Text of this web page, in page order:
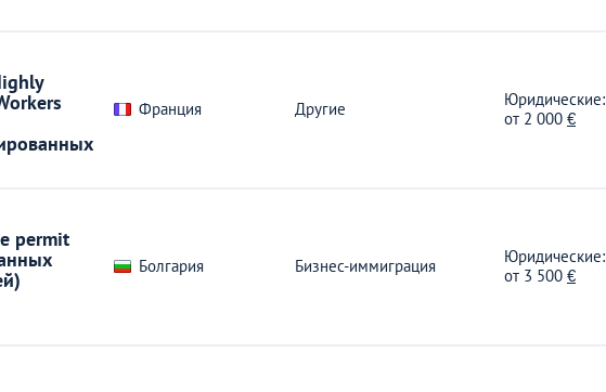
Франция Другие
Юридические:
от 2 000 €
permit
Болгария Бизнес-иммиграция
Юридические:
от 3 500 €